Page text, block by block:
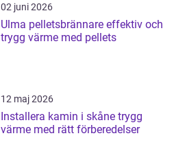
02 juni 2026
Ulma pelletsbrännare effektiv och
trygg värme med pellets
12 maj 2026
Installera kamin i skåne trygg
värme med rätt förberedelser